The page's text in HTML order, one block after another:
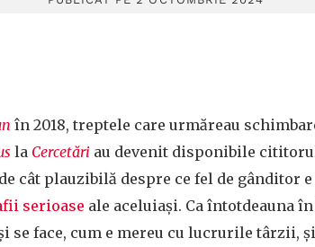
în 2018, treptele care urmăreau
la Cercetări au devenit disponibile
cât plauzibilă despre ce fel de gânditor
serioase ale aceluiași. Ca întotdeauna
se face, cum e mereu cu lucrurile târzii,